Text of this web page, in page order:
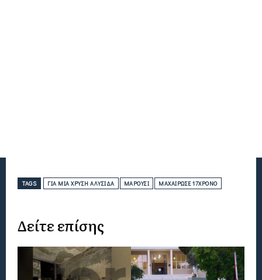
TAGS ΓΙΑ ΜΊΑ ΧΡΥΣΉ ΑΛΥΣΊΔΑ ΜΑΡΟΎΣΙ ΜΑΧΑΊΡΩΣΕ 17ΧΡΟΝΟ
Δείτε επίσης